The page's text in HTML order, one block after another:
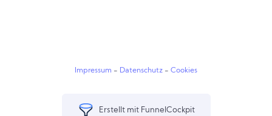
Impressum - Datenschutz - Cookies
Erstellt mit FunnelCockpit